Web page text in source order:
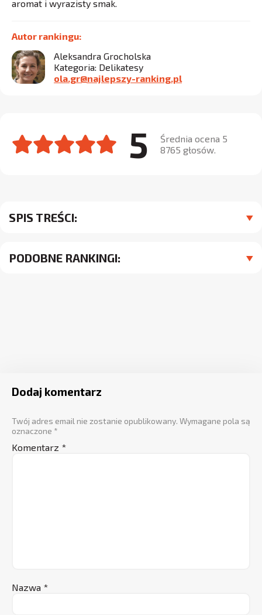
SPIS TREŚCI:
PODOBNE RANKINGI:
aromat i wyrazisty smak.
Autor rankingu:
Aleksandra Grocholska
Kategoria: Delikatesy
ola.gr@najlepszy-ranking.pl
5
Średnia ocena 5
8765 głosów.
Dodaj komentarz
Twój adres email nie zostanie opublikowany. Wymagane pola są
oznaczone *
Komentarz *
Nazwa *